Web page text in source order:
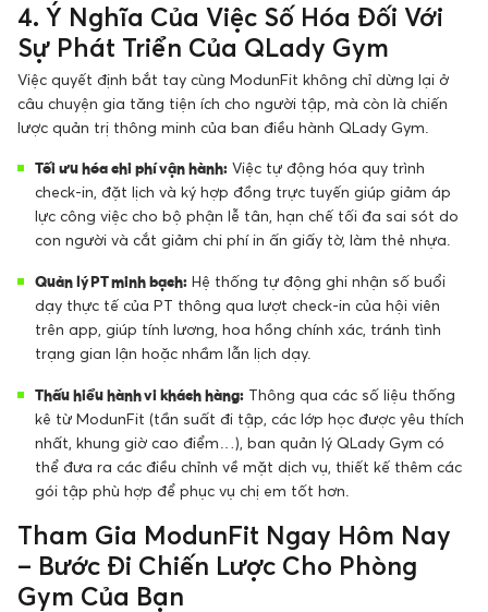
4. Ý Nghĩa Của Việc Số Hóa Đối Với
Sự Phát Triển Của QLady Gym
Việc quyết định bắt tay cùng ModunFit không chỉ dừng lại ở
câu chuyện gia tăng tiện ích cho người tập, mà còn là chiến
lược quản trị thông minh của ban điều hành QLady Gym.
Tối ưu hóa chi phí vận hành: Việc tự động hóa quy trình
check-in, đặt lịch và ký hợp đồng trực tuyến giúp giảm áp
lực công việc cho bộ phận lễ tân, hạn chế tối đa sai sót do
con người và cắt giảm chi phí in ấn giấy tờ, làm thẻ nhựa.
Quản lý PT minh bạch: Hệ thống tự động ghi nhận số buổi
dạy thực tế của PT thông qua lượt check-in của hội viên
trên app, giúp tính lương, hoa hồng chính xác, tránh tình
trạng gian lận hoặc nhầm lẫn lịch dạy.
Thấu hiểu hành vi khách hàng: Thông qua các số liệu thống
kê từ ModunFit (tần suất đi tập, các lớp học được yêu thích
nhất, khung giờ cao điểm…), ban quản lý QLady Gym có
thể đưa ra các điều chỉnh về mặt dịch vụ, thiết kế thêm các
gói tập phù hợp để phục vụ chị em tốt hơn.
Tham Gia ModunFit Ngay Hôm Nay
– Bước Đi Chiến Lược Cho Phòng
Gym Của Bạn